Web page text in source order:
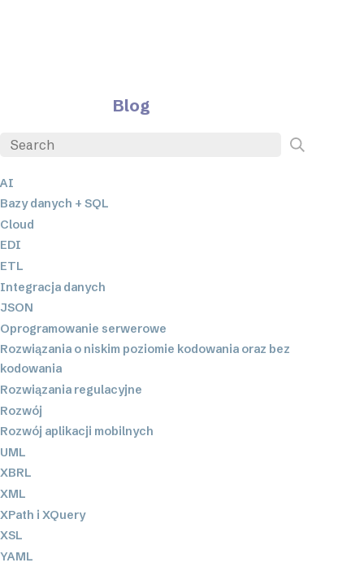
Blog
AI
Bazy danych + SQL
Cloud
EDI
ETL
Integracja danych
JSON
Oprogramowanie serwerowe
Rozwiązania o niskim poziomie kodowania oraz bez
kodowania
Rozwiązania regulacyjne
Rozwój
Rozwój aplikacji mobilnych
UML
XBRL
XML
XPath i XQuery
XSL
YAML